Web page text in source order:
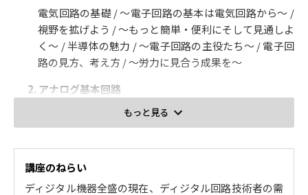
電気回路の基礎 / ～電子回路の基本は電気回路から～ /
視野を拡げよう / ～もっと簡単・便利にそして見通しよ
く～ / 半導体の魅力 / ～電子回路の主役たち～ / 電子回
路の見方、考え方 / ～労力に見合う成果を～
2. アナログ基本回路
ダイオード回路 / ～時間波形で考える～ / フィルタ回路
/ ～周波数で考える～ / 信号増幅器 / ～小信号で考える
3. アナログ回路のセンスを磨く
もっと見る
講座のねらい
ディジタル機器全盛の現在、ディジタル回路技術者の需